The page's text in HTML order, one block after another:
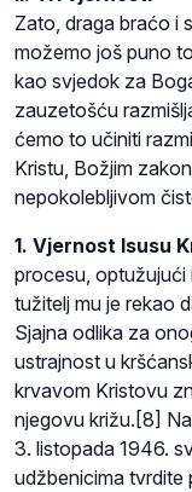
Zato, draga braćo i
možemo još puno
kao svjedok za
zauzetošću
ćemo to učiniti
Kristu, Božjim
nepokolebljivom
1. Vjernost Isusu
procesu, optužujući
tužitelj mu je rekao
Sjajna odlika za
ustrajnost u
krvavom Kristovu
njegovu križu.[8]
3. listopada 1946.
udžbenicima